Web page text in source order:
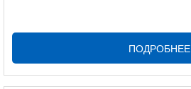
ПОДРОБНЕЕ